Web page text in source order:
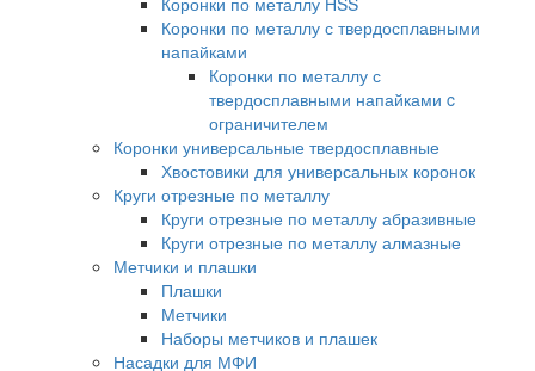
Коронки по металлу с твердосплавными
напайками
Коронки по металлу с
твердосплавными напайками c
ограничителем
Коронки универсальные твердосплавные
Хвостовики для универсальных коронок
Круги отрезные по металлу
Круги отрезные по металлу абразивные
Круги отрезные по металлу алмазные
Метчики и плашки
Плашки
Метчики
Наборы метчиков и плашек
Насадки для МФИ